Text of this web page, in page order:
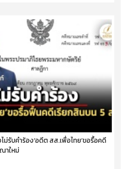
ม่รับคำร้อง‘อดีต สส.เพื่อไทย’ขอรื้อคดี
าใหม่